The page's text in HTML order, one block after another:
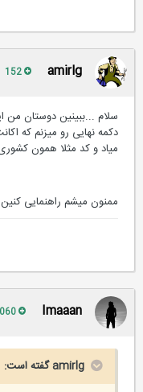
amirlg
دکمه نهایی رو میزنم که
میاد و کد مثلا همون کشوری
ممنون میشم راهنمایی کنین...
Imaaan
amirlg گفته است: